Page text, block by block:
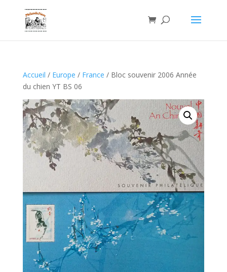
Accueil / Europe / France / Bloc souvenir 2006 Année
du chien YT BS 06